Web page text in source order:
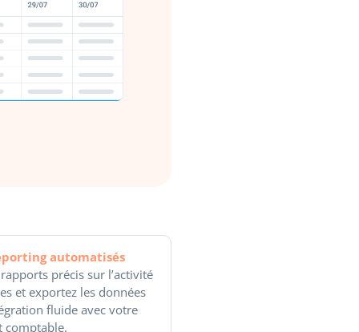
automatisés
précis sur l’activité
et exportez les données
fluide avec votre
comptable.